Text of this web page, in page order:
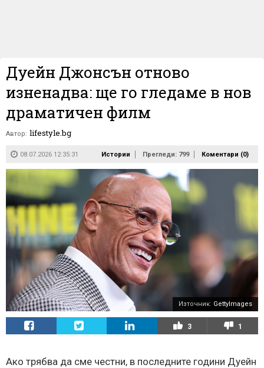
Дуейн Джонсън отново
изненадва: ще го гледаме в нов
драматичен филм
Автор: lifestyle.bg
08.07.2026 12:35:31 Истории Прегледи: 799 Коментари (0)
Източник: GettyImages
3 1
Ако трябва да сме честни, в последните години Дуейн